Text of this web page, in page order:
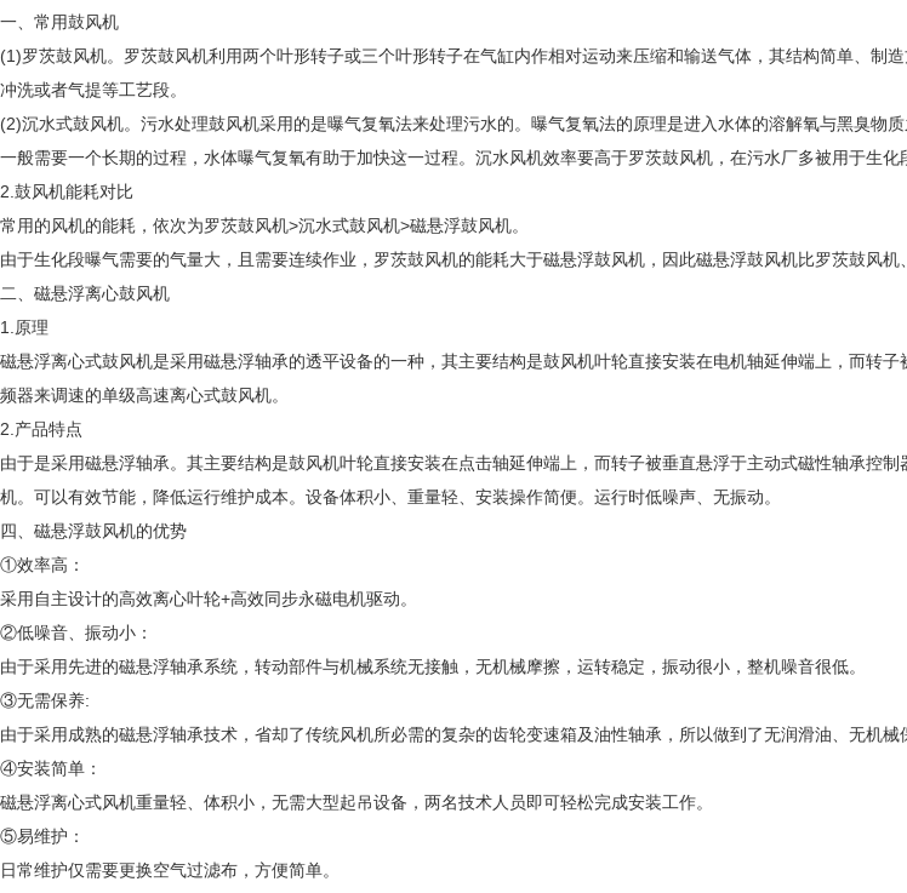
一、常用鼓风机
(1)罗茨鼓风机。罗茨鼓风机利用两个叶形转子或三个叶形转子在气缸内作相对运动来压缩和输送气体，其结构简单、
冲洗或者气提等工艺段。
(2)沉水式鼓风机。污水处理鼓风机采用的是曝气复氧法来处理污水的。曝气复氧法的原理是进入水体的溶解氧与黑臭
一般需要一个长期的过程，水体曝气复氧有助于加快这一过程。沉水风机效率要高于罗茨鼓风机，在污水厂多被用于生化
2.鼓风机能耗对比
常用的风机的能耗，依次为罗茨鼓风机>沉水式鼓风机>磁悬浮鼓风机。
由于生化段曝气需要的气量大，且需要连续作业，罗茨鼓风机的能耗大于磁悬浮鼓风机，因此磁悬浮鼓风机比罗茨鼓风机
二、磁悬浮离心鼓风机
1.原理
磁悬浮离心式鼓风机是采用磁悬浮轴承的透平设备的一种，其主要结构是鼓风机叶轮直接安装在电机轴延伸端上，而转
频器来调速的单级高速离心式鼓风机。
2.产品特点
由于是采用磁悬浮轴承。其主要结构是鼓风机叶轮直接安装在点击轴延伸端上，而转子被垂直悬浮于主动式磁性轴承控
机。可以有效节能，降低运行维护成本。设备体积小、重量轻、安装操作简便。运行时低噪声、无振动。
四、磁悬浮鼓风机的优势
①效率高：
采用自主设计的高效离心叶轮+高效同步永磁电机驱动。
②低噪音、振动小：
由于采用先进的磁悬浮轴承系统，转动部件与机械系统无接触，无机械摩擦，运转稳定，振动很小，整机噪音很低。
③无需保养:
由于采用成熟的磁悬浮轴承技术，省却了传统风机所必需的复杂的齿轮变速箱及油性轴承，所以做到了无润滑油、无机
④安装简单：
磁悬浮离心式风机重量轻、体积小，无需大型起吊设备，两名技术人员即可轻松完成安装工作。
⑤易维护：
日常维护仅需要更换空气过滤布，方便简单。